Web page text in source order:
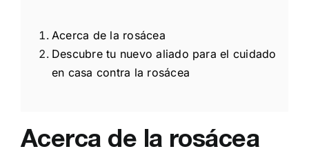
Acerca de la rosácea
Descubre tu nuevo aliado para el cuidado
en casa contra la rosácea
Acerca de la rosácea